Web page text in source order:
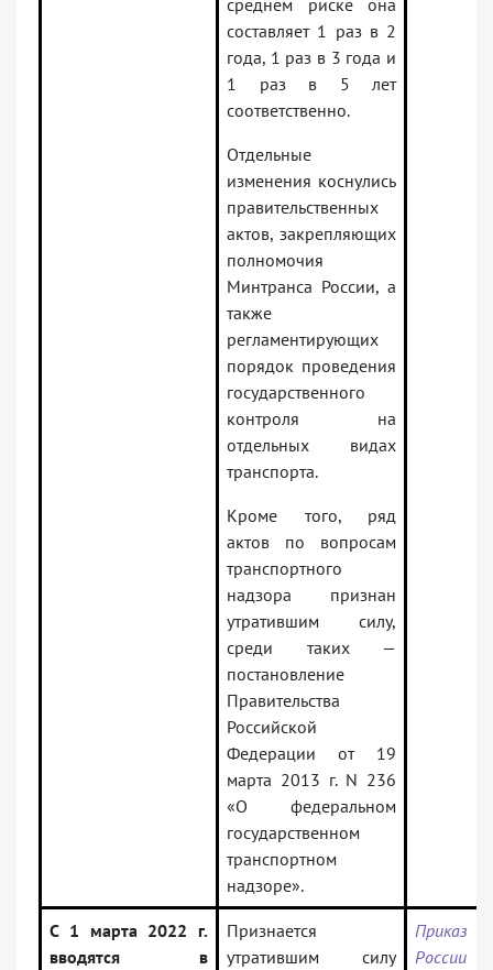
среднем риске она
составляет 1 раз в 2
года, 1 раз в 3 года и
1 раз в 5 лет
соответственно.
Отдельные
изменения коснулись
правительственных
актов, закрепляющих
полномочия
Минтранса России, а
также
регламентирующих
порядок проведения
государственного
контроля на
отдельных видах
транспорта.
Кроме того, ряд
актов по вопросам
транспортного
надзора признан
утратившим силу,
среди таких —
постановление
Правительства
Российской
Федерации от 19
марта 2013 г. N 236
«О федеральном
государственном
транспортном
надзоре».
С 1 марта 2022 г.
вводятся в
Признается
утратившим силу
Приказ
России